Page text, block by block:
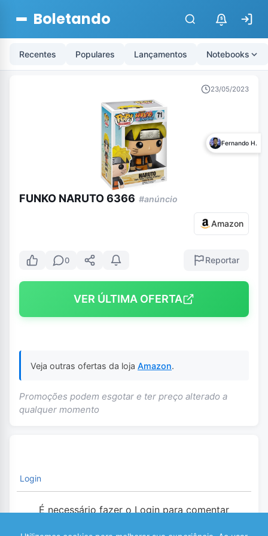
Boletando $
Recentes Populares Lançamentos Notebooks
23/05/2023
Fernando H.
FUNKO NARUTO 6366 #anúncio
Amazon
0 Reportar
VER ÚLTIMA OFERTA
Veja outras ofertas da loja Amazon.
Promoções podem esgotar e ter preço alterado a
qualquer momento
Login
É necessário fazer o Login para comentar